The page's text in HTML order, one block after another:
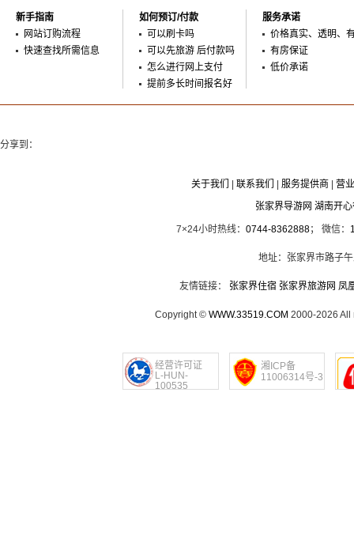
新手指南
网站订购流程
快速查找所需信息
如何预订/付款
可以刷卡吗
可以先旅游 后付款吗
怎么进行网上支付
提前多长时间报名好
服务承诺
价格真实、透明、
有房保证
低价承诺
分享到：
关于我们 联系我们 服务提供商
营
张家界导游网 湖南开
7×24小时热线： 0744-8362888； 微信：
地址：张家界市路子
友情链接： 张家界住宿 张家界旅游网 凤
Copyright © WWW.33519.COM 2000-2026 All
经营许可证
L-HUN-
100535
湘ICP备
11006314号-3